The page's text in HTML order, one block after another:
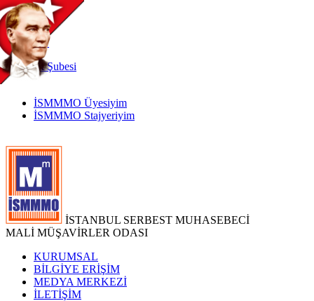
TR
|
EN
İnternetŞubesi
İSMMMO Üyesiyim
İSMMMO Stajyeriyim
İSTANBUL SERBEST MUHASEBECİ
MALİ MÜŞAVİRLER ODASI
KURUMSAL
BİLGİYE ERİŞİM
MEDYA MERKEZİ
İLETİŞİM